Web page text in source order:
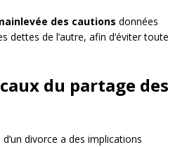
des cautions données
dettes de l’autre, afin d’éviter toute
du partage des
divorce a des implications